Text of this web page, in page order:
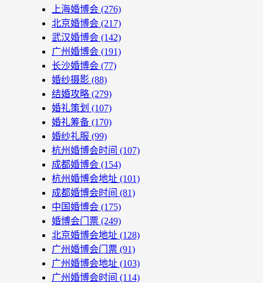
上海婚博会 (276)
北京婚博会 (217)
武汉婚博会 (142)
广州婚博会 (191)
长沙婚博会 (77)
婚纱摄影 (88)
结婚攻略 (279)
婚礼策划 (107)
婚礼筹备 (170)
婚纱礼服 (99)
杭州婚博会时间 (107)
成都婚博会 (154)
杭州婚博会地址 (101)
成都婚博会时间 (81)
中国婚博会 (175)
婚博会门票 (249)
北京婚博会地址 (128)
广州婚博会门票 (91)
广州婚博会地址 (103)
广州婚博会时间 (114)